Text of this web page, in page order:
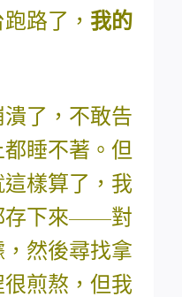
路了， 我的
了，不敢告
睡不著。但
樣算了，我
存下來——對
然後尋找拿
煎熬，但我